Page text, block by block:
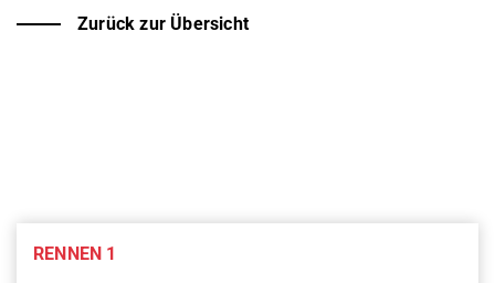
Zurück zur Übersicht
RENNEN 1